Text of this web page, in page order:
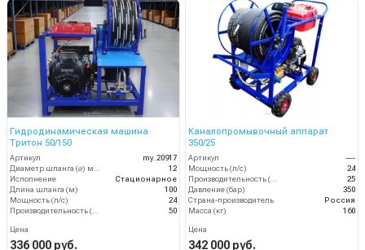
Гидродинамическая машина
Тритон 50/150
Артикул
my.20917
Диаметр шланга (⌀) мм:
12
Исполнение
Стационарное
Длина шланга (м)
100
Мощность (л/с)
24
Производительность (л/мин)
50
Цена
336 000 руб.
Каналопромывочный аппарат
350/25
Артикул
----
Мощность (л/с)
24
Производительность (л/мин)
25
Давление (бар)
350
Страна-производитель
Россия
Масса (кг)
160
Цена
342 000 руб.